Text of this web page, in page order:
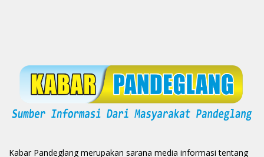
Kabar Pandeglang merupakan sarana media informasi tentang